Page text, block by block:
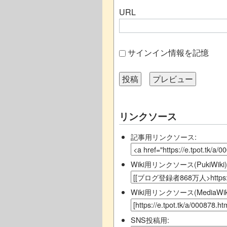
URL
サインイン情報を記憶
リンクソース
記事用リンクソース:
Wiki用リンクソース
Wiki用リンクソース
SNS投稿用: